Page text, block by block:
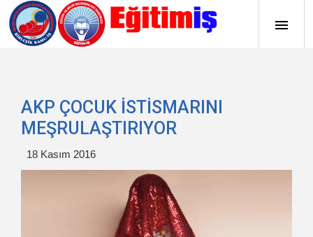
AKP ÇOCUK İSTİSMARINI
MEŞRULAŞTIRIYOR
18 Kasım 2016